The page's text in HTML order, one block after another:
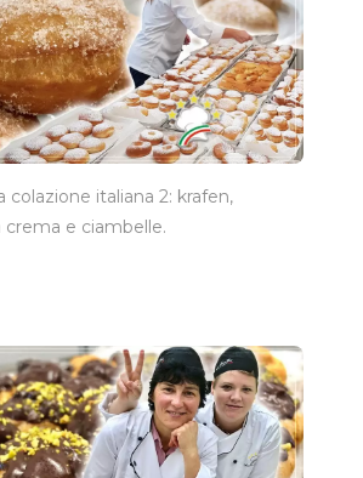
colazione italiana 2: krafen,
crema e ciambelle.